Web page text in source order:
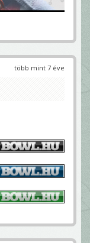
több mint 7 éve